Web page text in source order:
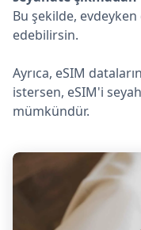
Bu şekilde,
edebilirsin.
Ayrıca, eSIM
istersen, eSIM'i
mümkündür.